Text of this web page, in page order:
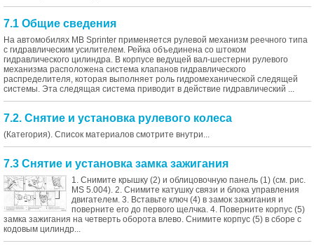
7.1 Общие сведения
На автомобилях MB Sprinter применяется рулевой механизм реечного типа
с гидравлическим усилителем. Рейка объединена со штоком
гидравлического цилиндра. В корпусе ведущей вал-шестерни рулевого
механизма расположена система клапанов гидравлического
распределителя, которая выполняет роль гидромеханической следящей
системы. Эта следящая система приводит в действие гидравлический ...
7.2. Снятие и установка рулевого колеса
(Категория). Список материалов смотрите внутри...
7.3 Снятие и установка замка зажигания
1. Снимите крышку (2) и облицовочную панель (1) (см. рис.
MS 5.004). 2. Снимите катушку связи и блока управления
двигателем. 3. Вставьте ключ (4) в замок зажигания и
поверните его до первого щелчка. 4. Поверните корпус (5)
замка зажигания на четверть оборота влево. Снимите корпус (5) в сборе с
кодовым цилиндр...